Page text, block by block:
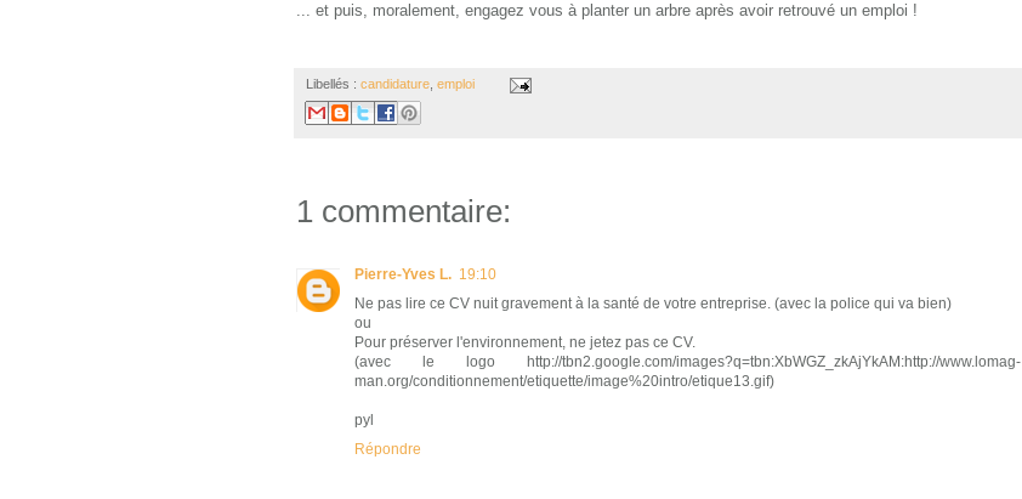
... et puis, moralement, engagez vous à planter un arbre après avoir retrouvé un emploi !
Libellés : candidature, emploi
1 commentaire:
Pierre-Yves L. 19:10
Ne pas lire ce CV nuit gravement à la santé de votre entreprise. (avec la police qui va bien)
ou
Pour préserver l'environnement, ne jetez pas ce CV.
(avec le logo http://tbn2.google.com/images?q=tbn:XbWGZ_zkAjYkAM:http://www.lomag-
man.org/conditionnement/etiquette/image%20intro/etique13.gif)
pyl
Répondre